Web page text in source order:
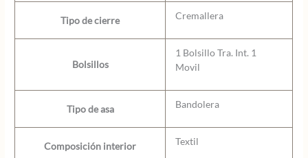
Tipo de cierre Cremallera
Bolsillos
1 Bolsillo Tra. Int. 1
Movil
Tipo de asa Bandolera
Composición interior Textil